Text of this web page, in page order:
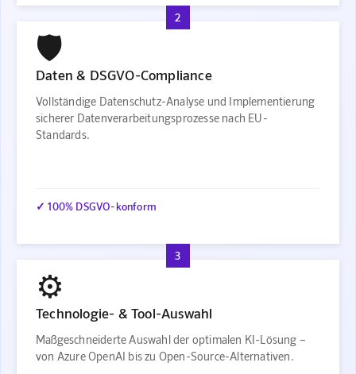
2
🛡️
Daten & DSGVO-Compliance
Vollständige Datenschutz-Analyse und Implementierung
sicherer Datenverarbeitungsprozesse nach EU-
Standards.
✓ 100% DSGVO-konform
3
⚙️
Technologie- & Tool-Auswahl
Maßgeschneiderte Auswahl der optimalen KI-Lösung –
von Azure OpenAI bis zu Open-Source-Alternativen.